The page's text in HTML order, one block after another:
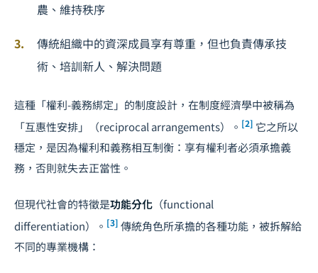
農、維持秩序
傳統組織中的資深成員享有尊重，但也負責傳承技
術、培訓新人、解決問題
這種「權利-義務綁定」的制度設計，在制度經濟學中被稱為
「互惠性安排」（reciprocal arrangements）。 [2] 它之所以
穩定，是因為權利和義務相互制衡：享有權利者必須承擔義
務，否則就失去正當性。
但現代社會的特徵是功能分化 （functional
differentiation）。 [3] 傳統角色所承擔的各種功能，被拆解給
不同的專業機構：